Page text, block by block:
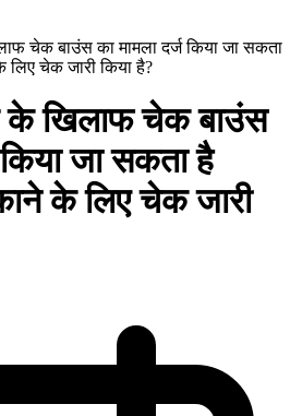
चेक बाउंस का मामला दर्ज किया जा सकता
चेक जारी किया है?
के खिलाफ चेक बाउंस
जा सकता है
के लिए चेक जारी